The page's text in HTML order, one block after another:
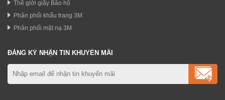
Thế giới giầy Bảo hộ
Phân phối khẩu trang 3M
Phân phối mặt nạ 3M
ĐĂNG KÝ NHẬN TIN KHUYẾN MÃI